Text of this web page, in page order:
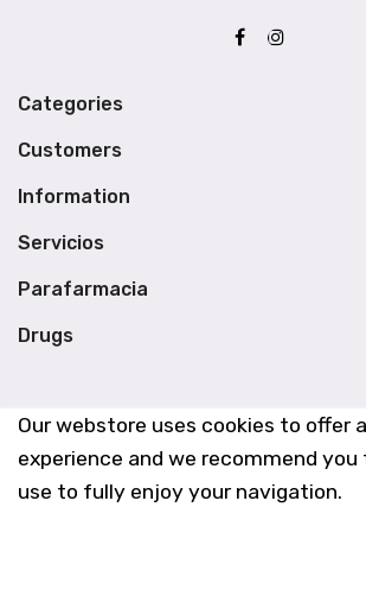
Our webstore uses cookies to offer
experience and we recommend
use to fully enjoy your navigation.
Categories
Customers
Information
Servicios
Parafarmacia
Drugs